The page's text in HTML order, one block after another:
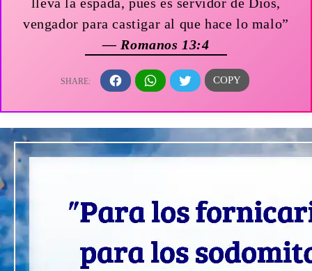
vengador para castigar al que hace lo malo”
— Romanos 13:4